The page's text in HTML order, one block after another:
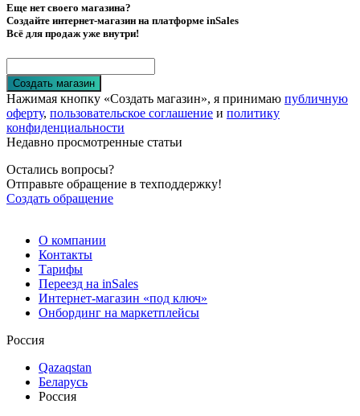
Еще нет своего магазина?
Создайте интернет-магазин на платформе inSales
Всё для продаж уже внутри!
Создать магазин
Нажимая кнопку «Создать магазин», я принимаю публичную
оферту, пользовательское соглашение и политику
конфиденциальности
Недавно просмотренные статьи
Остались вопросы?
Отправьте обращение в техподдержку!
Создать обращение
О компании
Контакты
Тарифы
Переезд на inSales
Интернет-магазин «под ключ»
Онбординг на маркетплейсы
Россия
Qazaqstan
Беларусь
Россия